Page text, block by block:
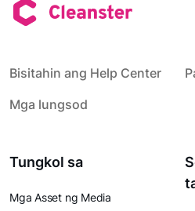
Bisitahin ang Help Center
Mga lungsod
Tungkol sa
Mga Asset ng Media